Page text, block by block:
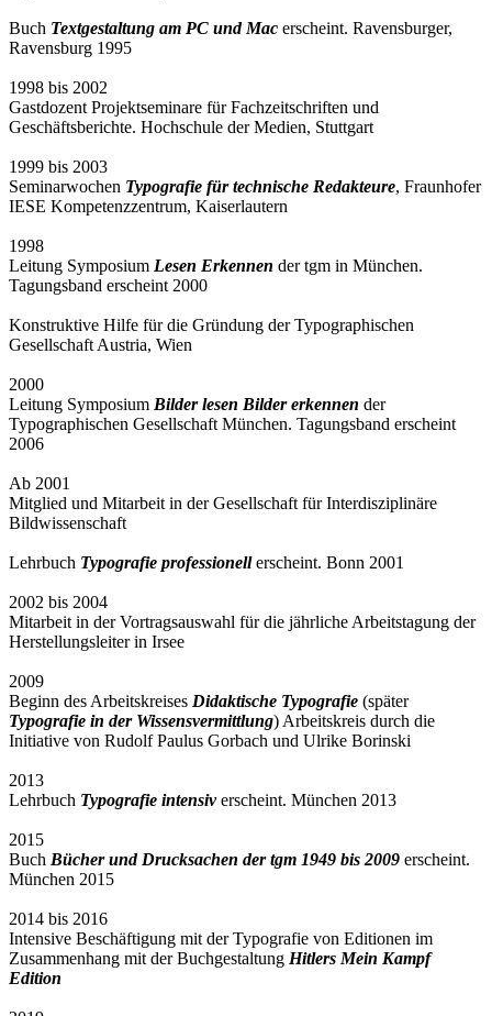
Buch Textgestaltung am PC und Mac erscheint. Ravensburger,
Ravensburg 1995
1998 bis 2002
Gastdozent Projektseminare für Fachzeitschriften und
Geschäftsberichte. Hochschule der Medien, Stuttgart
1999 bis 2003
Seminarwochen Typografie für technische Redakteure, Fraunhofer
IESE Kompetenzzentrum, Kaiserlautern
1998
Leitung Symposium Lesen Erkennen der tgm in München.
Tagungsband erscheint 2000
Konstruktive Hilfe für die Gründung der Typographischen
Gesellschaft Austria, Wien
2000
Leitung Symposium Bilder lesen Bilder erkennen der
Typographischen Gesellschaft München. Tagungsband erscheint
2006
Ab 2001
Mitglied und Mitarbeit in der Gesellschaft für Interdisziplinäre
Bildwissenschaft
Lehrbuch Typografie professionellerscheint. Bonn 2001
2002 bis 2004
Mitarbeit in der Vortragsauswahl für die jährliche Arbeitstagung der
Herstellungsleiter in Irsee
2009
Beginn des Arbeitskreises Didaktische Typografie (später
Typografie in der Wissensvermittlung) Arbeitskreis durch die
Initiative von Rudolf Paulus Gorbach und Ulrike Borinski
2013
Lehrbuch Typografie intensiverscheint. München 2013
2015
Buch Bücher und Drucksachen der tgm 1949 bis 2009 erscheint.
München 2015
2014 bis 2016
Intensive Beschäftigung mit der Typografie von Editionen im
Zusammenhang mit der Buchgestaltung Hitlers Mein Kampf
Edition